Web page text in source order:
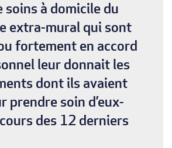
soins à domicile du
extra-mural qui sont
fortement en accord
leur donnait les
dont ils avaient
prendre soin d’eux-
des 12 derniers